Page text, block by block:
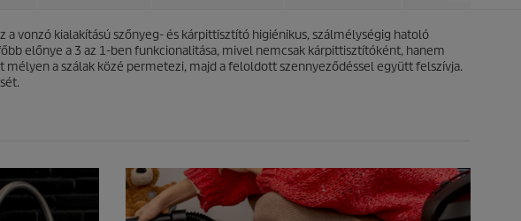
vonzó kialakítású szőnyeg- és kárpittisztító higiénikus, szálmélységig hatoló
előnye a 3 az 1-ben funkcionalitása, mivel nemcsak kárpittisztítóként, hanem
a szálak közé permetezi, majd a feloldott szennyeződéssel együtt felszívja.